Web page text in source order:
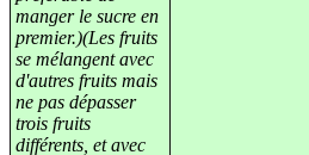
manger le sucre en
premier.)(Les fruits
se mélangent avec
d'autres fruits mais
ne pas dépasser
trois fruits
différents, et avec